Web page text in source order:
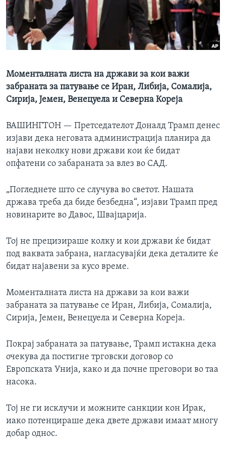
ИНТЕРВЈУА
Јазици
Моменталната листа на држави за кои важи
забраната за патување се Иран, Либија, Сомалија,
Сирија, Јемен, Венецуела и Северна Кореја
ВАШИНГТОН — Претседателот Доналд Трамп денес
изјави дека неговата администрација планира да
најави неколку нови држави кои ќе бидат
опфатени со забараната за влез во САД.
„Погледнете што се случува во светот. Нашата
држава треба да биде безбедна“, изјави Трамп пред
новинарите во Давос, Швајцарија.
Тој не прецизираше колку и кои држави ќе бидат
под ваквата забрана, нагласувајќи дека деталите ќе
бидат најавени за кусо време.
Моменталната листа на држави за кои важи
забраната за патување се Иран, Либија, Сомалија,
Сирија, Јемен, Венецуела и Северна Кореја.
Покрај забраната за патување, Трамп истакна дека
очекува да постигне трговски договор со
Европската Унија, како и да почне преговори во таа
насока.
Тој не ги исклучи и можните санкции кон Ирак,
иако потенцираше дека двете држави имаат многу
добар однос.